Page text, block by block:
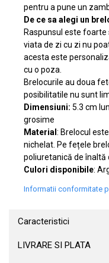
pentru a pune un
De ce sa alegi un
Raspunsul este
viata de zi cu zi nu
acesta este
cu o poza.
Brelocurile au doua
posibilitatile nu sunt
Dimensiuni: 5.3 cm
grosime
Material : Brelocul
nichelat. Pe fețele
poliuretanică de înaltă
Culori disponibile:
Informatii conformitate
Caracteristici
LIVRARE SI PLATA